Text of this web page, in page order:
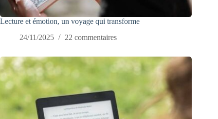
Lecture et émotion, un voyage qui transforme
24/11/2025
22 commentaires